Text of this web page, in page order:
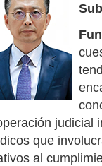
judicial
que
al